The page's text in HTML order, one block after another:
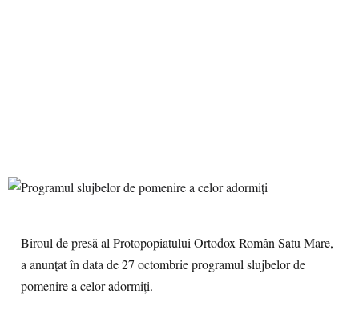
Biroul de presă al Protopopiatului Ortodox Român Satu Mare,
a anunțat în data de 27 octombrie programul slujbelor de
pomenire a celor adormiți.